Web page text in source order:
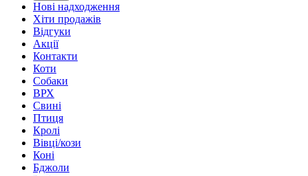
Нові надходження
Хіти продажів
Відгуки
Акції
Контакти
Коти
Собаки
ВРХ
Свині
Птиця
Кролі
Вівці/кози
Коні
Бджоли